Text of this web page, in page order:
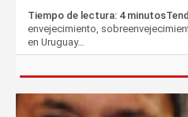
Tiempo de lectura: 4
envejecimiento,
en Uruguay…